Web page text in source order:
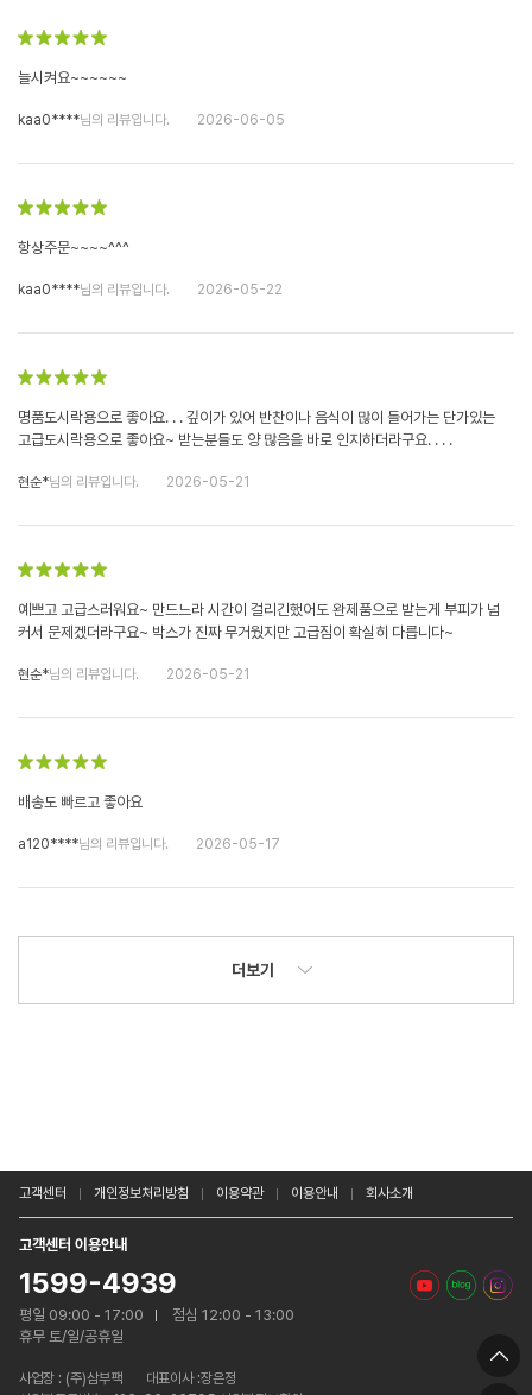
늘시켜요~~~~~~
kaa0****님의 리뷰입니다. 2026-06-05
항상주문~~~~^^^
kaa0****님의 리뷰입니다. 2026-05-22
명품도시락용으로 좋아요. . . 깊이가 있어 반찬이나 음식이 많이 들어가는 단가있는
고급도시락용으로 좋아요~ 받는분들도 양 많음을 바로 인지하더라구요. . . .
현순*님의 리뷰입니다. 2026-05-21
예쁘고 고급스러워요~ 만드느라 시간이 걸리긴했어도 완제품으로 받는게 부피가 넘
커서 문제겠더라구요~ 박스가 진짜 무거웠지만 고급짐이 확실히 다릅니다~
현순*님의 리뷰입니다. 2026-05-21
배송도 빠르고 좋아요
a120****님의 리뷰입니다. 2026-05-17
더보기
고객센터 개인정보처리방침 이용약관 이용안내 회사소개
고객센터 이용안내
1599-4939
평일 09:00 - 17:00
점심 12:00 - 13:00
휴무 토/일/공휴일
사업장 : (주)삼부팩
대표이사 :장은정